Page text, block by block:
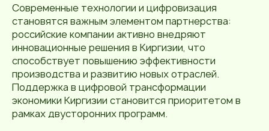
Современные технологии и цифровизация
становятся важным элементом партнерства:
российские компании активно внедряют
инновационные решения в Киргизии, что
способствует повышению эффективности
производства и развитию новых отраслей.
Поддержка в цифровой трансформации
экономики Киргизии становится приоритетом в
рамках двусторонних программ.